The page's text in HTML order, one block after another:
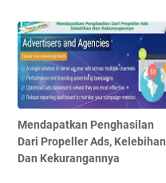
Mendapatkan Penghasilan
Dari Propeller Ads, Kelebihan
Dan Kekurangannya